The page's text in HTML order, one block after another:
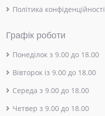
Політика конфіденційності
Графік роботи
Понеділок з 9.00 до 18.00
Вівторок із 9.00 до 18.00
Середа з 9.00 до 18.00
Четвер з 9.00 до 18.00